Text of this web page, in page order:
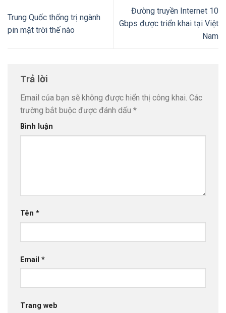
Trung Quốc thống trị ngành
pin mặt trời thế nào
Đường truyền Internet 10
Gbps được triển khai tại Việt
Nam
Trả lời
Email của bạn sẽ không được hiển thị công khai. Các
trường bắt buộc được đánh dấu *
Bình luận
Tên *
Email *
Trang web